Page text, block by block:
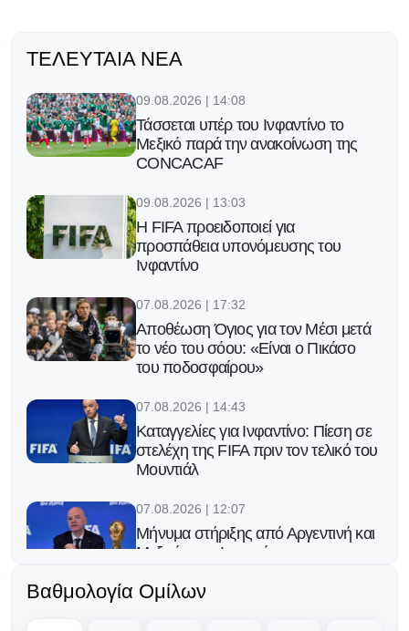
ΤΕΛΕΥΤΑΊΑ ΝΈΑ
09.08.2026 | 14:08
Τάσσεται υπέρ του Ινφαντίνο το
Μεξικό παρά την ανακοίνωση της
CONCACAF
09.08.2026 | 13:03
Η FIFA προειδοποιεί για
προσπάθεια υπονόμευσης του
Ινφαντίνο
07.08.2026 | 17:32
Αποθέωση Όγιος για τον Μέσι μετά
το νέο του σόου: «Είναι ο Πικάσο
του ποδοσφαίρου»
07.08.2026 | 14:43
Καταγγελίες για Ινφαντίνο: Πίεση σε
στελέχη της FIFA πριν τον τελικό του
Μουντιάλ
07.08.2026 | 12:07
Μήνυμα στήριξης από Αργεντινή και
Μεξικό στον Ινφαντίνο
06.08.2026 | 23:25
Βαθμολογία Ομίλων